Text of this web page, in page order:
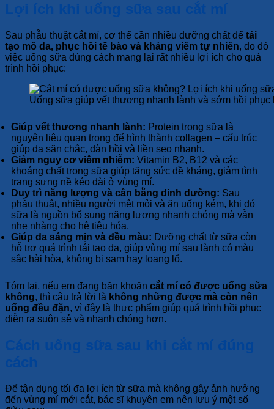
Lợi ích khi uống sữa sau cắt mí
Sau phẫu thuật cắt mí, cơ thể cần nhiều dưỡng chất để tái
tạo mô da, phục hồi tế bào và kháng viêm tự nhiên, do đó
việc uống sữa đúng cách mang lại rất nhiều lợi ích cho quá
trình hồi phục:
Uống sữa giúp vết thương nhanh lành và sớm hồi phục
Giúp vết thương nhanh lành: Protein trong sữa là
nguyên liệu quan trọng để hình thành collagen – cấu trúc
giúp da săn chắc, đàn hồi và liền sẹo nhanh.
Giảm nguy cơ viêm nhiễm: Vitamin B2, B12 và các
khoáng chất trong sữa giúp tăng sức đề kháng, giảm tình
trạng sưng nề kéo dài ở vùng mí.
Duy trì năng lượng và cân bằng dinh dưỡng: Sau
phẫu thuật, nhiều người mệt mỏi và ăn uống kém, khi đó
sữa là nguồn bổ sung năng lượng nhanh chóng mà vẫn
nhẹ nhàng cho hệ tiêu hóa.
Giúp da sáng mịn và đều màu: Dưỡng chất từ sữa còn
hỗ trợ quá trình tái tạo da, giúp vùng mí sau lành có màu
sắc hài hòa, không bị sạm hay loang lổ.
Tóm lại, nếu em đang băn khoăn cắt mí có được uống sữa
không, thì câu trả lời là không những được mà còn nên
uống đều đặn, vì đây là thực phẩm giúp quá trình hồi phục
diễn ra suôn sẻ và nhanh chóng hơn.
Cách uống sữa sau khi cắt mí đúng
cách
Để tận dụng tối đa lợi ích từ sữa mà không gây ảnh hưởng
đến vùng mí mới cắt, bác sĩ khuyên em nên lưu ý một số